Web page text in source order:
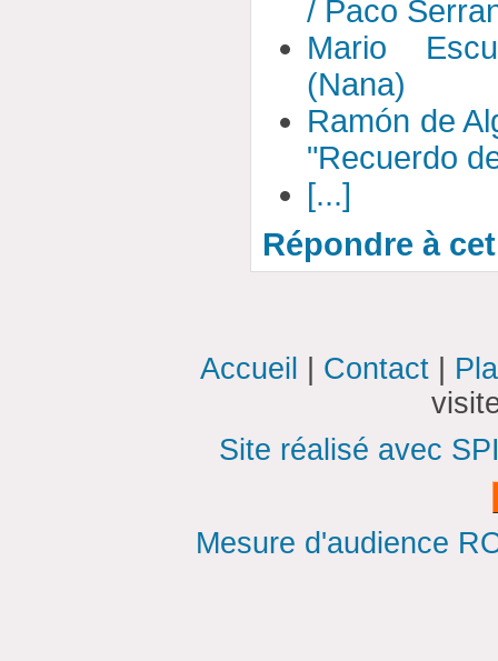
/ Paco
Mario
(Nana)
Ramón de
"Recuerdo
[...]
Répondre à
Accueil Contact
Site réalisé avec
Mesure d'audience